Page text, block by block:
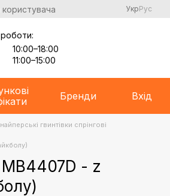
УкрРус
роботи:
10:00–18:00
11:00–15:00
Бренди Вхід
гвинтівки спрінгові
MB4407D - z